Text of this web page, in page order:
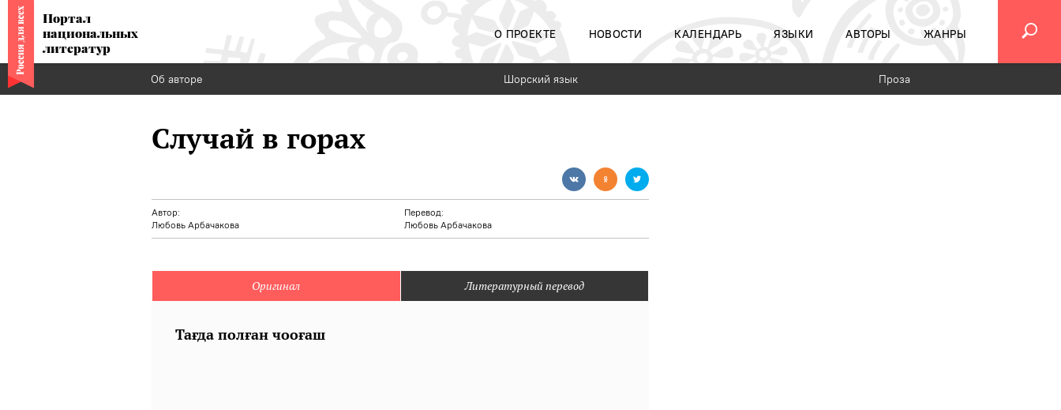
Портал
национальных
литератур
О ПРОЕКТЕ НОВОСТИ КАЛЕНДАРЬ ЯЗЫКИ АВТОРЫ ЖАНРЫ
Об авторе Шорский язык Проза
Случай в горах
Автор:
Любовь Арбачакова
Перевод:
Любовь Арбачакова
Оригинал Литературный перевод
Тағда полған чооғаш